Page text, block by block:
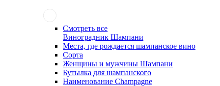
Смотреть все
Виноградник Шампани
Места, где рождается шампанское вино
Сорта
Женщины и мужчины Шампани
Бутылка для шампанского
Наименование Champagne